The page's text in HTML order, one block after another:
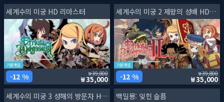
세계수의 미궁 HD 리마스터
기본게임
12 % 39,800
35,000
세계수의 미궁 2 제왕의 성배 HD 리마스터
기본게임
12 % 39,800
35,000
세계수의 미궁 3 성해의 방문자 HD 리마스터 백일몽: 잊힌 슬픔